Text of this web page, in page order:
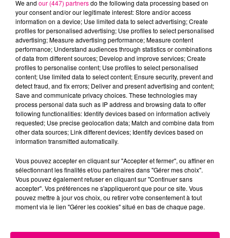
24 juillet 2026
Incendie à Plaisance-du-Touch : des
habitations évacuées face à...
We and our (447) partnersdo the following data processing based on
your consent and/or our legitimate interest: Store and/or access
information on a device; Use limited data to select advertising; Create
profiles for personalised advertising; Use profiles to select personalised
advertising; Measure advertising performance; Measure content
performance; Understand audiences through statistics or combinations
of data from different sources; Develop and improve services; Create
profiles to personalise content; Use profiles to select personalised
content; Use limited data to select content; Ensure security, prevent and
detect fraud, and fix errors; Deliver and present advertising and content;
Save and communicate privacy choices. These technologies may
process personal data such as IP address and browsing data to offer
following functionalities: Identify devices based on information actively
requested; Use precise geolocation data; Match and combine data from
other data sources; Link different devices; Identify devices based on
information transmitted automatically.
Vous pouvez accepter en cliquant sur "Accepter et fermer", ou affiner en
sélectionnant les finalités et/ou partenaires dans "Gérer mes choix".
Vous pouvez également refuser en cliquant sur "Continuer sans
accepter". Vos préférences ne s'appliqueront que pour ce site. Vous
pouvez mettre à jour vos choix, ou retirer votre consentement à tout
moment via le lien "Gérer les cookies" situé en bas de chaque page.